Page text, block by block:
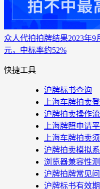
众人代拍拍牌结果2023年9
元，中标率约52%
快捷工具
沪牌标书查询
上海车牌拍卖
沪牌拍卖操作
上海牌照申请
上海车牌拍卖
沪牌拍卖模拟
浏览器兼容性
沪牌拍牌常见
沪牌标书有效